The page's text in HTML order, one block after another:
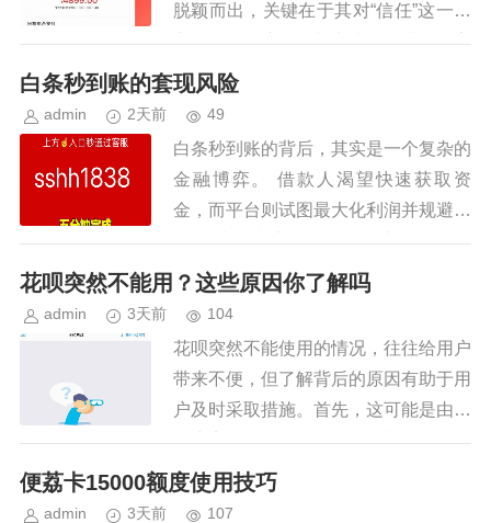
脱颖而出，关键在于其对“信任”这一核
心价值的深度挖掘与实践。传统的数字
钱包往往仅仅提供转账、支付等基本功
白条秒到账的套现风险
admin 2天前 49
白条秒到账的背后，其实是一个复杂的
金融博弈。 借款人渴望快速获取资
金，而平台则试图最大化利润并规避风
险。 这两者之间寻求平衡点，就如同
在一条紧绷的线上行走，稍有不慎就会
花呗突然不能用？这些原因你了解吗
admin 3天前 104
花呗突然不能使用的情况，往往给用户
带来不便，但了解背后的原因有助于用
户及时采取措施。首先，这可能是由于
账户安全问题触发了风控机制。例如，
近期交易行为异常、连续多次输入错误
便荔卡15000额度使用技巧
admin 3天前 107